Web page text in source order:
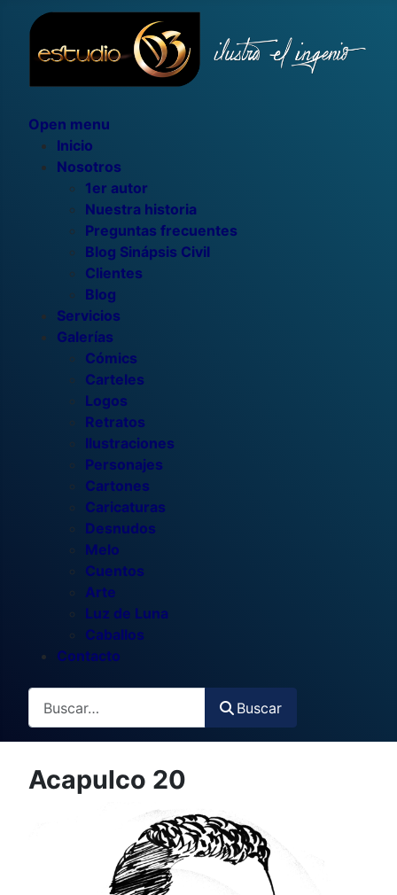
Open menu
Inicio
Nosotros
1er autor
Nuestra historia
Preguntas frecuentes
Blog Sinápsis Civil
Clientes
Blog
Servicios
Galerías
Cómics
Carteles
Logos
Retratos
Ilustraciones
Personajes
Cartones
Caricaturas
Desnudos
Melo
Cuentos
Arte
Luz de Luna
Caballos
Contacto
Buscar
Buscar
Acapulco 20